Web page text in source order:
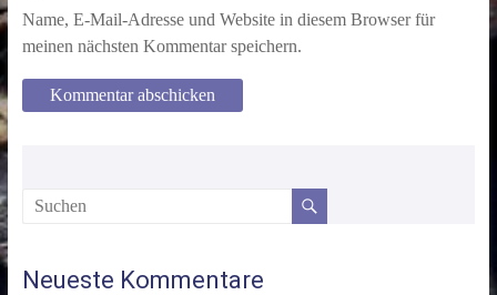
Name, E-Mail-Adresse und Website in diesem Browser für
meinen nächsten Kommentar speichern.
Neueste Kommentare